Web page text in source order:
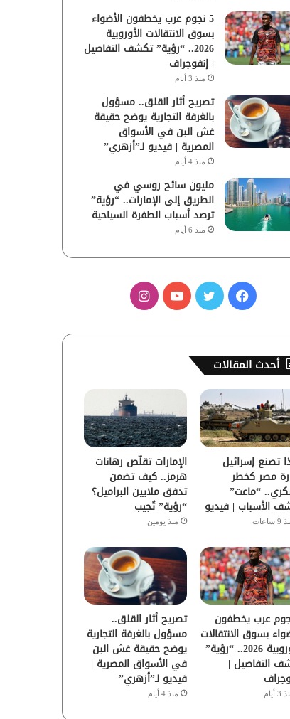
5 نجوم عرب يخطفون الأضواء
بسوق الانتقالات الأوروبية
2026.. “رؤية” تكشف التفاصيل
| إنفوجراف
منذ 3 أيام
تصريح أثار القلق.. مسؤول
بالغرفة التجارية يوضح حقيقة
غش البن في الأسواق
المصرية | فيديو لـ”أزهري”
منذ 4 أيام
مليون سائح روسي في
الطريق إلى الإمارات.. “رؤية”
ترصد أسباب الطفرة السياحية
منذ 6 أيام
ف
س
و
ك
ي
ر
ب
ا
ق
ر
ا
م
أحدث المقالات
تصنع إسرائيل
مصر كخطر
“ماعت”
الأسباب | فيديو
الإمارات تقلّص رهانات
هرمز.. كيف تضمن
تدفق ملايين البراميل؟
“رؤية” تُجيب
منذ يومين
نجوم عرب يخطفون
بسوق الانتقالات
الأوروبية 2026.. “رؤية”
التفاصيل |
أيام
تصريح أثار القلق..
مسؤول بالغرفة التجارية
يوضح حقيقة غش البن
في الأسواق المصرية |
فيديو لـ”أزهري”
منذ 4 أيام